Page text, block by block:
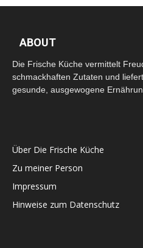
ABOUT
Die Frische Küche vermittelt
schmackhaften Zutaten und
gesunde, ausgewogene
Über Die Frische Küche
Zu meiner Person
Impressum
Hinweise zum Datenschutz